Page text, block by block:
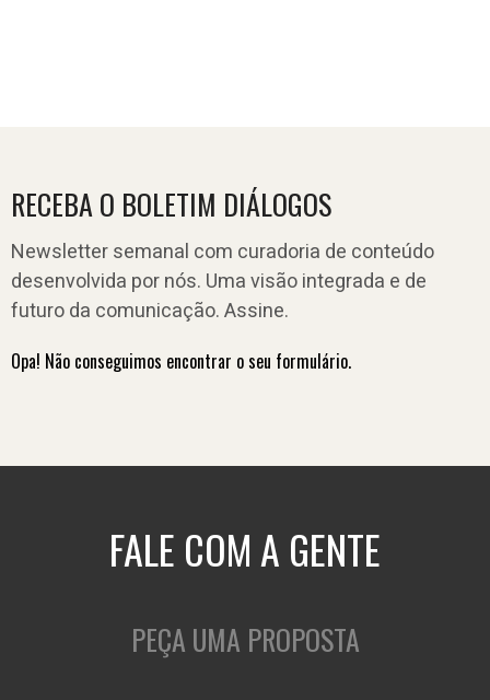
RECEBA O BOLETIM DIÁLOGOS
Newsletter semanal com curadoria de conteúdo
desenvolvida por nós. Uma visão integrada e de
futuro da comunicação. Assine.
Opa! Não conseguimos encontrar o seu formulário.
FALE COM A GENTE
PEÇA UMA PROPOSTA